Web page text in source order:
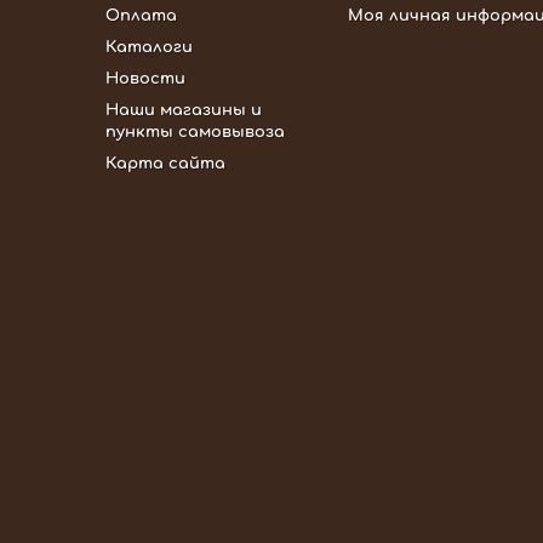
Оплата
Каталоги
Новости
Наши магазины и
пункты самовывоза
Карта сайта
Моя личная